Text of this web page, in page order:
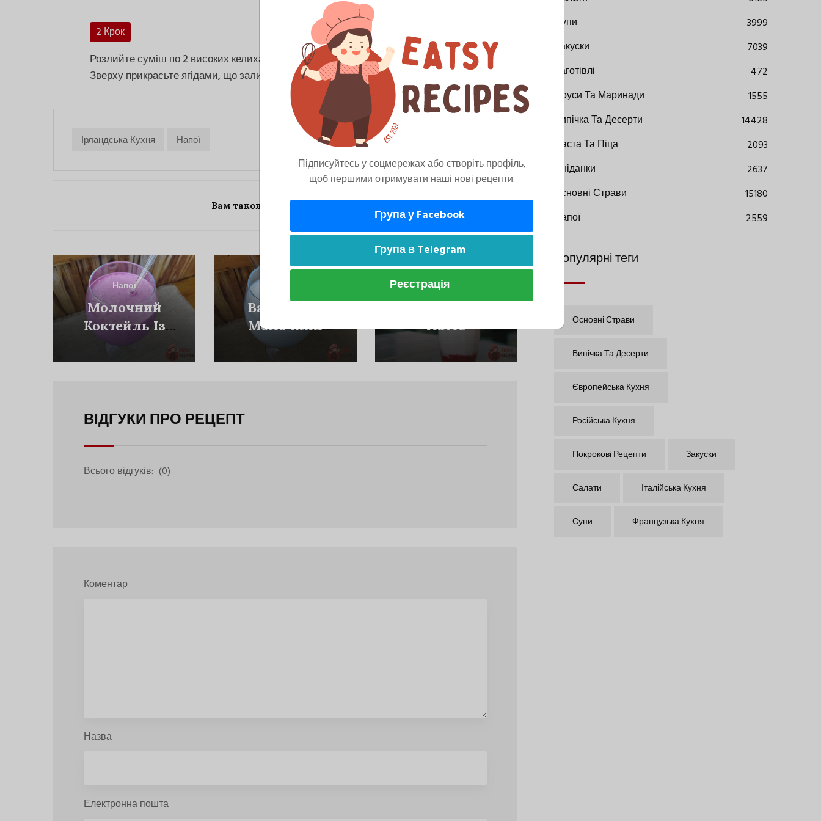
2 Крок
Розлийте суміш по 2 високих келихах і зверху прикрасьте малиновим шербетом.
Зверху прикрасьте ягідами, що залишилися.
Ірландська Кухня Напої
Вам також може сподобатися
Напої
Молочний
Коктейль Із
Смородиною
Ванільний
Молочний
Коктейль
Напої
Латте
ВІДГУКИ ПРО РЕЦЕПТ
Всього відгуків: (0)
Коментар
Назва
Електронна пошта
Супи
3999
Закуски
7039
Заготівлі
472
Соуси Та Маринади
1555
Випічка Та Десерти
14428
Паста Та Піца
2093
Сніданки
2637
Основні Страви
15180
Напої
2559
Популярні теги
Основні Страви
Випічка Та Десерти
Європейська Кухня
Російська Кухня
Покрокові Рецепти Закуски
Салати Італійська Кухня
Супи Французька Кухня
Підписуйтесь у соцмережах або створіть профіль,
щоб першими отримувати наші нові рецепти.
Група у Facebook
Група в Telegram
Реєстрація